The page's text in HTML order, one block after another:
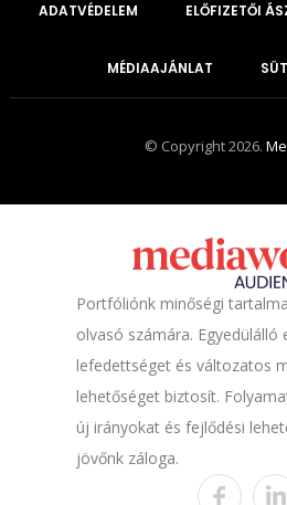
ADATVÉDELEM ELŐFIZETŐI
MÉDIAAJÁNLAT
© Copyright 2026.
Portfóliónk minőségi
olvasó számára. Egyedülálló
lefedettséget és változatos
lehetőséget biztosít.
új irányokat és fejlődési
jövőnk záloga.